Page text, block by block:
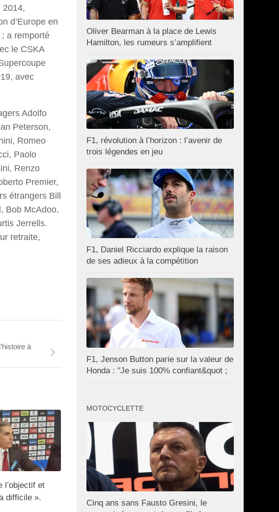
2014,
d’Europe en
a remporté
le CSKA
avec
Adolfo
Peterson,
Romeo
Paolo
Renzo
Premier,
étrangers Bill
Bob McAdoo,
Jerrells.
retraite,
à
l’objectif et
difficile ».
Oliver Bearman à la place de Lewis
Hamilton, les rumeurs s’amplifient
F1, révolution à l’horizon : l’avenir de
trois légendes en jeu
F1, Daniel Ricciardo explique la raison
de ses adieux à la compétition
F1, Jenson Button parie sur la valeur de
Honda : "Je suis 100% confiant&quot ;
MOTOCYCLETTE
Cinq ans sans Fausto Gresini, le